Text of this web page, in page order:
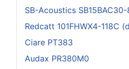
SB-Acoustics
Redcatt 101FHWX4-118C
Ciare PT383
Audax PR380M0